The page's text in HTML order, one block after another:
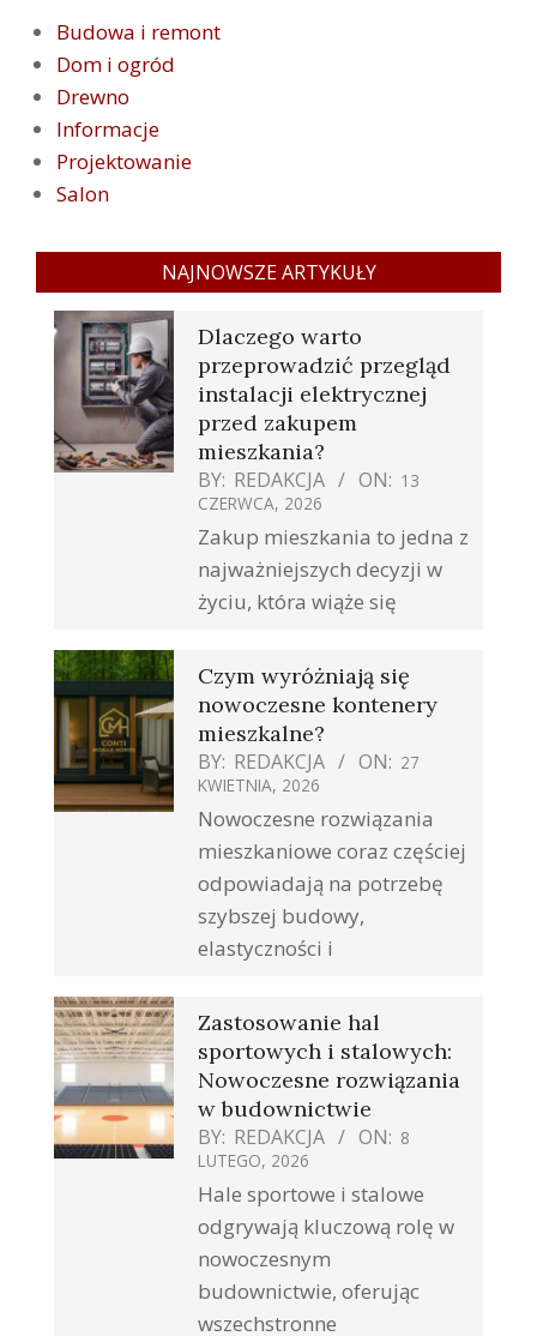
Budowa i remont
Dom i ogród
Drewno
Informacje
Projektowanie
Salon
NAJNOWSZE ARTYKUŁY
Dlaczego warto
przeprowadzić przegląd
instalacji elektrycznej
przed zakupem
mieszkania?
BY: REDAKCJA ON: 13
CZERWCA, 2026
Zakup mieszkania to jedna z
najważniejszych decyzji w
życiu, która wiąże się
Czym wyróżniają się
nowoczesne kontenery
mieszkalne?
BY: REDAKCJA ON: 27
KWIETNIA, 2026
Nowoczesne rozwiązania
mieszkaniowe coraz częściej
odpowiadają na potrzebę
szybszej budowy,
elastyczności i
Zastosowanie hal
sportowych i stalowych:
Nowoczesne rozwiązania
w budownictwie
BY: REDAKCJA ON: 8
LUTEGO, 2026
Hale sportowe i stalowe
odgrywają kluczową rolę w
nowoczesnym
budownictwie, oferując
wszechstronne